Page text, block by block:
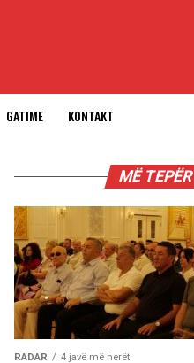
GATIME KONTAKT
MË TEPËR
RADAR 4 javë më herët